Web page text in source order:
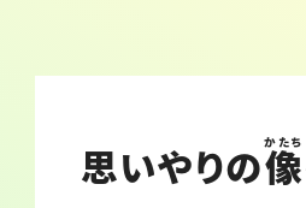
思いやりの像
かたち